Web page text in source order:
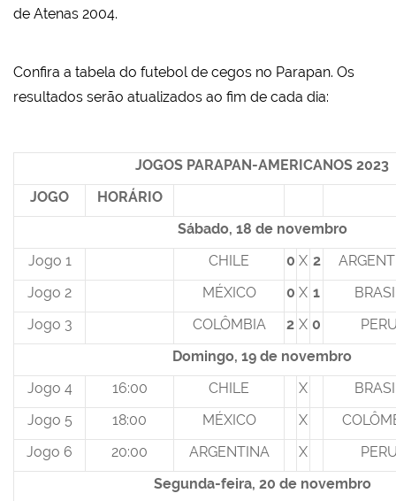
de Atenas 2004.
Confira a tabela do futebol de cegos no Parapan. Os
resultados serão atualizados ao fim de cada dia:
JOGOS PARAPAN-AMERICANOS 2023
JOGO
HORÁRIO
Sábado, 18 de novembro
Jogo 1
CHILE 0 X 2
Jogo 2
MÉXICO 0 X 1
Jogo 3
COLÔMBIA 2 X 0
Domingo, 19 de novembro
Jogo 4
16:00 CHILE X
Jogo 5
18:00 MÉXICO X
Jogo 6
20:00 ARGENTINA X
Segunda-feira, 20 de novembro